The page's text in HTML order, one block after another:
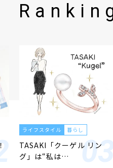
ライフスタイル 暮らし
TASAKI「クーゲル リン
グ」は“私は…